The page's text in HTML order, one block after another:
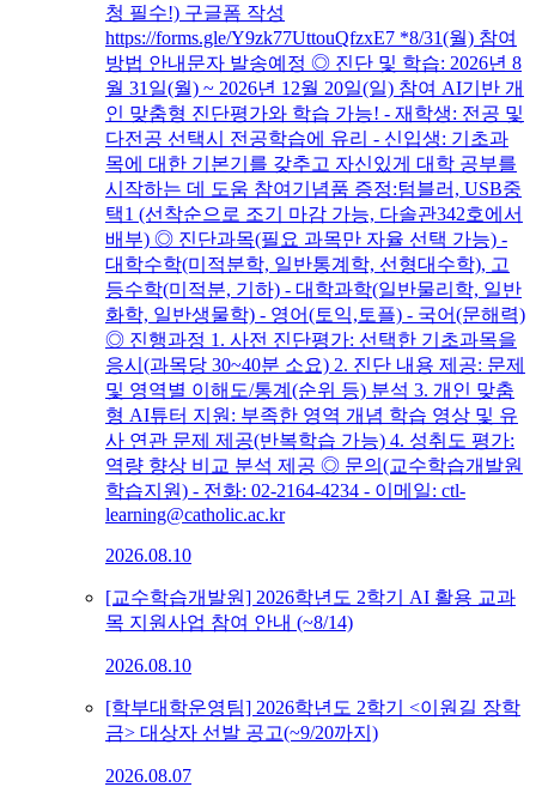
청 필수!) 구글폼 작성
https://forms.gle/Y9zk77UttouQfzxE7 *8/31(월) 참여
방법 안내문자 발송예정 ◎ 진단 및 학습: 2026년 8
월 31일(월) ~ 2026년 12월 20일(일) 참여 AI기반 개
인 맞춤형 진단평가와 학습 가능! - 재학생: 전공 및
다전공 선택시 전공학습에 유리 - 신입생: 기초과
목에 대한 기본기를 갖추고 자신있게 대학 공부를
시작하는 데 도움 참여기념품 증정:텀블러, USB중
택1 (선착순으로 조기 마감 가능, 다솔관342호에서
배부) ◎ 진단과목(필요 과목만 자율 선택 가능) -
대학수학(미적분학, 일반통계학, 선형대수학), 고
등수학(미적분, 기하) - 대학과학(일반물리학, 일반
화학, 일반생물학) - 영어(토익,토플) - 국어(문해력)
◎ 진행과정 1. 사전 진단평가: 선택한 기초과목을
응시(과목당 30~40분 소요) 2. 진단 내용 제공: 문제
및 영역별 이해도/통계(순위 등) 분석 3. 개인 맞춤
형 AI튜터 지원: 부족한 영역 개념 학습 영상 및 유
사 연관 문제 제공(반복학습 가능) 4. 성취도 평가:
역량 향상 비교 분석 제공 ◎ 문의(교수학습개발원
학습지원) - 전화: 02-2164-4234 - 이메일: ctl-
learning@catholic.ac.kr
2026.08.10
[교수학습개발원] 2026학년도 2학기 AI 활용 교과
목 지원사업 참여 안내 (~8/14)
2026.08.10
[학부대학운영팀] 2026학년도 2학기 <이원길 장학
금> 대상자 선발 공고(~9/20까지)
2026.08.07